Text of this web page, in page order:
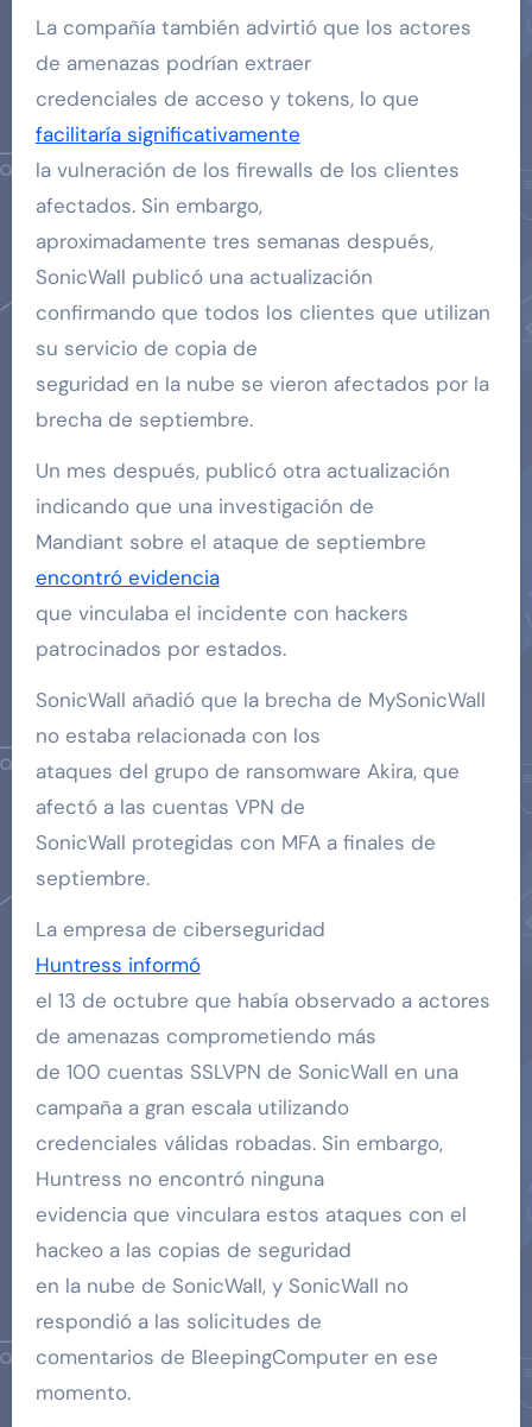
La compañía también advirtió que los actores
de amenazas podrían extraer
credenciales de acceso y tokens, lo que
facilitaría significativamente
la vulneración de los firewalls de los clientes
afectados. Sin embargo,
aproximadamente tres semanas después,
SonicWall publicó una actualización
confirmando que todos los clientes que utilizan
su servicio de copia de
seguridad en la nube se vieron afectados por la
brecha de septiembre.
Un mes después, publicó otra actualización
indicando que una investigación de
Mandiant sobre el ataque de septiembre
encontró evidencia
que vinculaba el incidente con hackers
patrocinados por estados.
SonicWall añadió que la brecha de MySonicWall
no estaba relacionada con los
ataques del grupo de ransomware Akira, que
afectó a las cuentas VPN de
SonicWall protegidas con MFA a finales de
septiembre.
La empresa de ciberseguridad
Huntress informó
el 13 de octubre que había observado a actores
de amenazas comprometiendo más
de 100 cuentas SSLVPN de SonicWall en una
campaña a gran escala utilizando
credenciales válidas robadas. Sin embargo,
Huntress no encontró ninguna
evidencia que vinculara estos ataques con el
hackeo a las copias de seguridad
en la nube de SonicWall, y SonicWall no
respondió a las solicitudes de
comentarios de BleepingComputer en ese
momento.